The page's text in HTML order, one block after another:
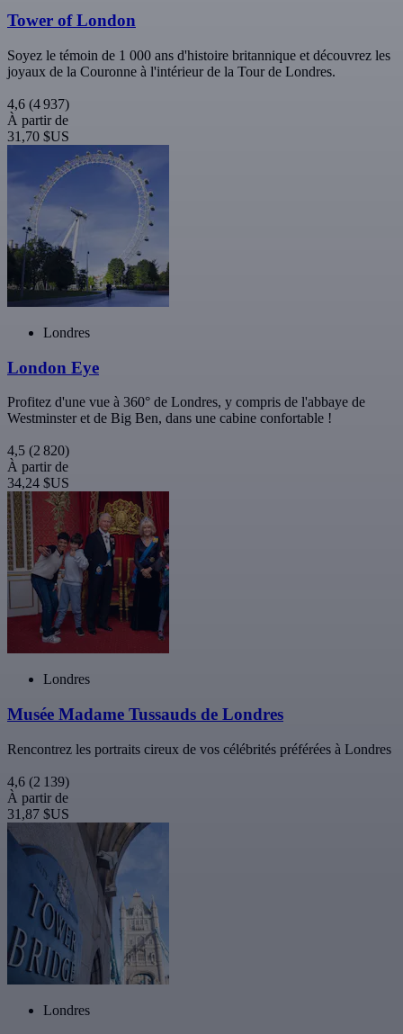
Tower of London
Soyez le témoin de 1 000 ans d'histoire britannique et découvrez les
joyaux de la Couronne à l'intérieur de la Tour de Londres.
4,6 (4 937)
À partir de
31,70 $US
Londres
London Eye
Profitez d'une vue à 360° de Londres, y compris de l'abbaye de
Westminster et de Big Ben, dans une cabine confortable !
4,5 (2 820)
À partir de
34,24 $US
Londres
Musée Madame Tussauds de Londres
Rencontrez les portraits cireux de vos célébrités préférées à Londres
4,6 (2 139)
À partir de
31,87 $US
Londres